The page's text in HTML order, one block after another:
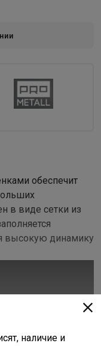
обеспечит
в виде сетки из
высокую динамику
наличие и